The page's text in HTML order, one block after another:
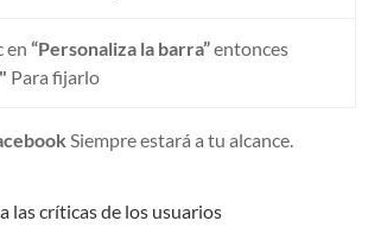
en“Personaliza la barra”entonces
Para fijarlo
Siempre estará a tu alcance.
las críticas de los usuarios